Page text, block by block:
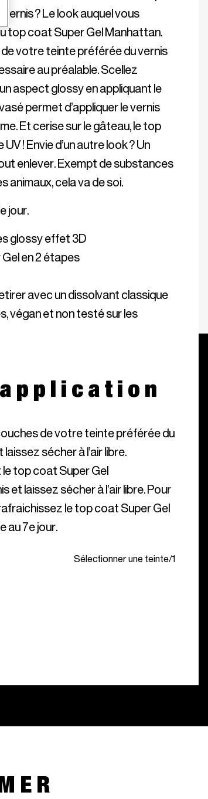
? Le look auquel vous
top coat Super Gel Manhattan.
votre teinte préférée du vernis
au préalable. Scellez
aspect glossy en appliquant le
permet d’appliquer le vernis
Et cerise sur le gâteau, le top
! Envie d’un autre look ? Un
enlever. Exempt de substances
végan et non testé sur les
de votre teinte préférée du
sécher à l’air libre.
top coat Super Gel
et laissez sécher à l’air libre. Pour
le top coat Super Gel
au 7e jour.
Sélectionner une teinte/1